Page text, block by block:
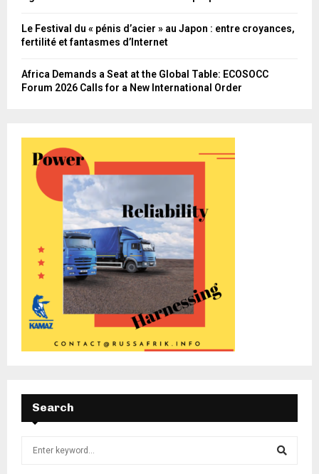
Le Festival du « pénis d’acier » au Japon : entre croyances,
fertilité et fantasmes d’Internet
Africa Demands a Seat at the Global Table: ECOSOCC
Forum 2026 Calls for a New International Order
Search